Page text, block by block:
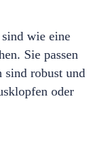
wie eine
Sie passen
sind robust und
oder